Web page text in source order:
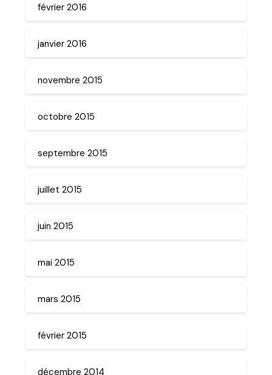
février 2016
janvier 2016
novembre 2015
octobre 2015
septembre 2015
juillet 2015
juin 2015
mai 2015
mars 2015
février 2015
décembre 2014